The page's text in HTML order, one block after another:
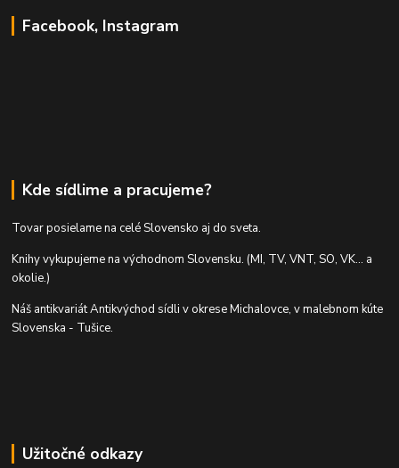
Facebook, Instagram
Kde sídlime a pracujeme?
Tovar posielame na celé Slovensko aj do sveta.
Knihy vykupujeme na východnom Slovensku. (MI, TV, VNT, SO, VK... a
okolie.)
Náš antikvariát Antikvýchod sídli v okrese Michalovce, v malebnom kúte
Slovenska - Tušice.
Užitočné odkazy